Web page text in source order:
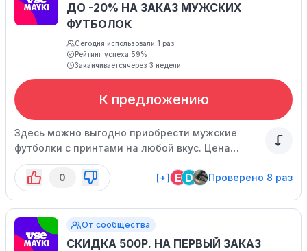
ДО -20% НА ЗАКАЗ МУЖСКИХ
ФУТБОЛОК
Сегодня использовали:1 раз
Рейтинг успеха:59%
Заканчиваетсячерез 3 недели
К предложению
Здесь можно выгодно приобрести мужские
футболки с принтами на любой вкус. Цена
указана с учетом скидки.
0
[+] E D Проверено 8 раз
От сообщества
СКИДКА 500Р. НА ПЕРВЫЙ ЗАКАЗ